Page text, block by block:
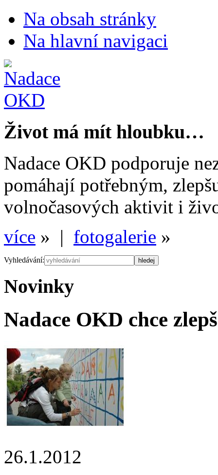
Na obsah stránky
Na hlavní navigaci
Život má mít hloubku…
Nadace OKD podporuje
pomáhají potřebným,
volnočasových aktivit i
více » | fotogalerie »
Vyhledávání:
Novinky
Nadace OKD chce
26.1.2012